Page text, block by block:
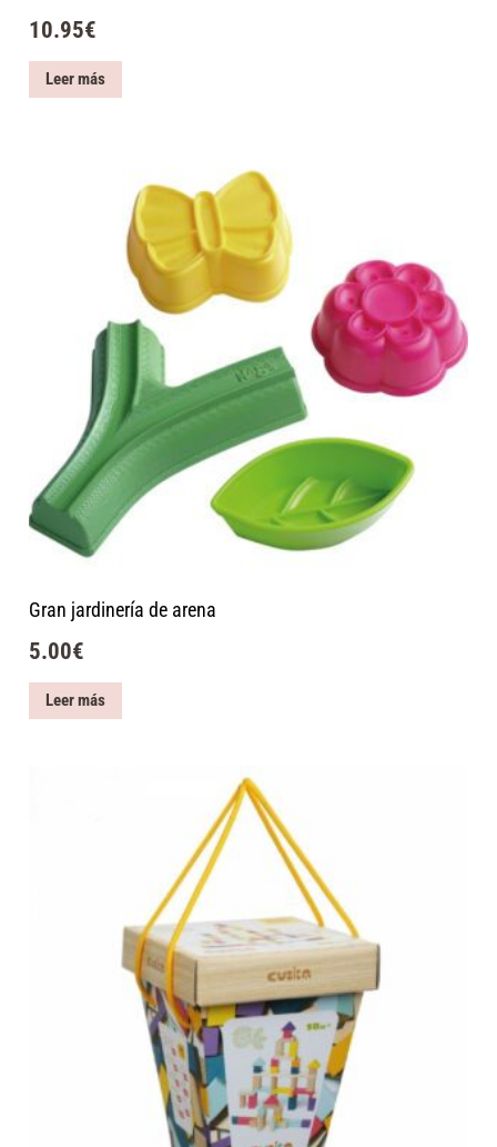
10.95€
Leer más
Gran jardinería de arena
5.00€
Leer más